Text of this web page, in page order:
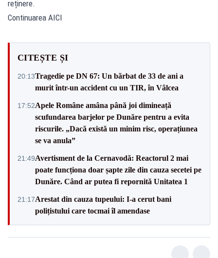
reținere.
Continuarea AICI
CITEȘTE ȘI
20:13Tragedie pe DN 67: Un bărbat de 33 de ani a
murit într-un accident cu un TIR, în Vâlcea
17:52Apele Române amâna până joi dimineață
scufundarea barjelor pe Dunăre pentru a evita
riscurile. „Dacă există un minim risc, operațiunea
se va anula”
21:49Avertisment de la Cernavodă: Reactorul 2 mai
poate funcționa doar șapte zile din cauza secetei pe
Dunăre. Când ar putea fi repornită Unitatea 1
21:17Arestat din cauza tupeului: I-a cerut bani
polițistului care tocmai îl amendase